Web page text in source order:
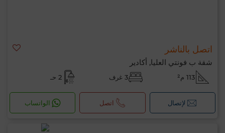
اتصل بالناشر
شقة ب فونتي العليا, أكادير
113 م² 3 غرف 2 حـ
لإتصال اتصل الواتساب